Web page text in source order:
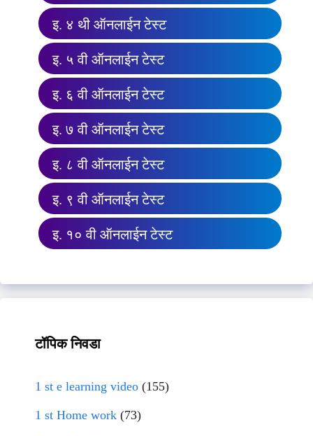
इ. ४ थी ऑनलाईन टेस्ट
इ. ५ वी ऑनलाईन टेस्ट
इ. ६ वी ऑनलाईन टेस्ट
इ. ७ वी ऑनलाईन टेस्ट
इ. ८ वी ऑनलाईन टेस्ट
इ. ९ वी ऑनलाईन टेस्ट
इ. १० वी ऑनलाईन टेस्ट
टॉपिक निवडा
1 st e learning video (155)
1 st Home work (73)